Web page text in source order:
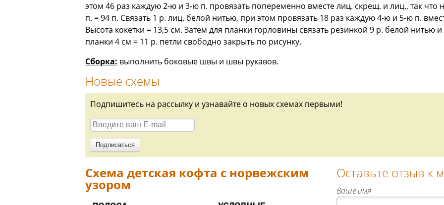
этом 46 раз каждую 2-ю и 3-ю п. провязать попеременно вместе лиц. скрещ. и лиц., так что
п. = 94 п. Связать 1 р. лиц. белой нитью, при этом провязать 18 раз каждую 4-ю и 5-ю п.
Высота кокетки = 13,5 см. Затем для планки горловины связать резинкой 9 р. белой нитью
планки 4 см = 11 р. петли свободно закрыть по рисунку.
Сборка: выполнить боковые швы и швы рукавов.
Новые схемы
Подпишитесь на рассылку и узнавайте о новых схемах первыми!
Схема детская кофта с норвежским
узором
Оставьте отзыв к
Ваше имя